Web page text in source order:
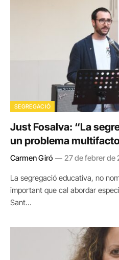
SEGREGACIÓ
Just Fosalva: “La
un problema
Carmen Giró 27 de febrer de
La segregació educativa, no
important que cal abordar
Sant…